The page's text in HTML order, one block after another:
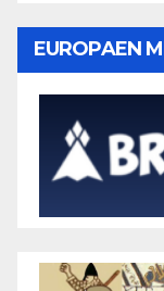
EUROPAEN